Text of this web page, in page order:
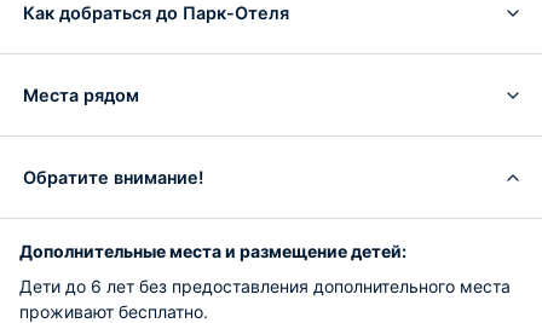
Как добраться до Парк-Отеля
Места рядом
Обратите внимание!
Дополнительные места и размещение детей:
Дети до 6 лет без предоставления дополнительного места
проживают бесплатно.